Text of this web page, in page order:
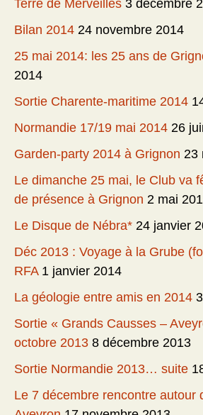
Terre de Merveilles 3 décembre
Bilan 2014 24 novembre 2014
25 mai 2014: les 25 ans de
2014
Sortie Charente-maritime 2014
Normandie 17/19 mai 2014 26
Garden-party 2014 à Grignon 23
Le dimanche 25 mai, le Club va
de présence à Grignon 2 mai
Le Disque de Nébra* 24 janvier
Déc 2013 : Voyage à la Grube
RFA 1 janvier 2014
La géologie entre amis en 2014
Sortie « Grands Causses –
octobre 2013 8 décembre 2013
Sortie Normandie 2013… suite
Le 7 décembre rencontre autour